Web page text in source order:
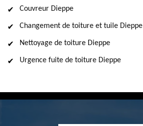
Couvreur Dieppe
Changement de toiture et tuile Dieppe
Nettoyage de toiture Dieppe
Urgence fuite de toiture Dieppe